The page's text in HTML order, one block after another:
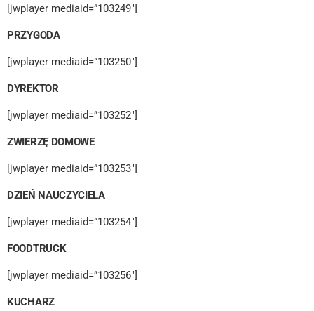
[jwplayer mediaid=”103249″]
PRZYGODA
[jwplayer mediaid=”103250″]
DYREKTOR
[jwplayer mediaid=”103252″]
ZWIERZĘ DOMOWE
[jwplayer mediaid=”103253″]
DZIEŃ NAUCZYCIELA
[jwplayer mediaid=”103254″]
FOODTRUCK
[jwplayer mediaid=”103256″]
KUCHARZ